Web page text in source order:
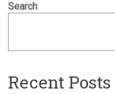
Search
Recent Posts